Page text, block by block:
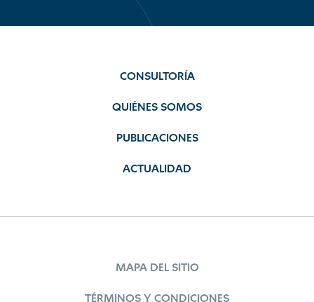
CONSULTORÍA
QUIÉNES SOMOS
PUBLICACIONES
ACTUALIDAD
MAPA DEL SITIO
TÉRMINOS Y CONDICIONES